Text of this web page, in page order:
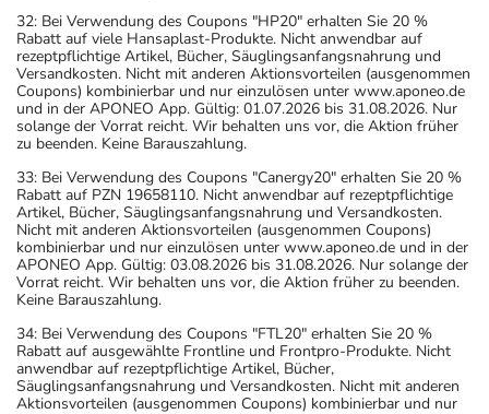
32: Bei Verwendung des Coupons "HP20" erhalten Sie 20 %
Rabatt auf viele Hansaplast-Produkte. Nicht anwendbar auf
rezeptpflichtige Artikel, Bücher, Säuglingsanfangsnahrung und
Versandkosten. Nicht mit anderen Aktionsvorteilen (ausgenommen
Coupons) kombinierbar und nur einzulösen unter www.aponeo.de
und in der APONEO App. Gültig: 01.07.2026 bis 31.08.2026. Nur
solange der Vorrat reicht. Wir behalten uns vor, die Aktion früher
zu beenden. Keine Barauszahlung.
33: Bei Verwendung des Coupons "Canergy20" erhalten Sie 20 %
Rabatt auf PZN 19658110. Nicht anwendbar auf rezeptpflichtige
Artikel, Bücher, Säuglingsanfangsnahrung und Versandkosten.
Nicht mit anderen Aktionsvorteilen (ausgenommen Coupons)
kombinierbar und nur einzulösen unter www.aponeo.de und in der
APONEO App. Gültig: 03.08.2026 bis 31.08.2026. Nur solange der
Vorrat reicht. Wir behalten uns vor, die Aktion früher zu beenden.
Keine Barauszahlung.
34: Bei Verwendung des Coupons "FTL20" erhalten Sie 20 %
Rabatt auf ausgewählte Frontline und Frontpro-Produkte. Nicht
anwendbar auf rezeptpflichtige Artikel, Bücher,
Säuglingsanfangsnahrung und Versandkosten. Nicht mit anderen
Aktionsvorteilen (ausgenommen Coupons) kombinierbar und nur